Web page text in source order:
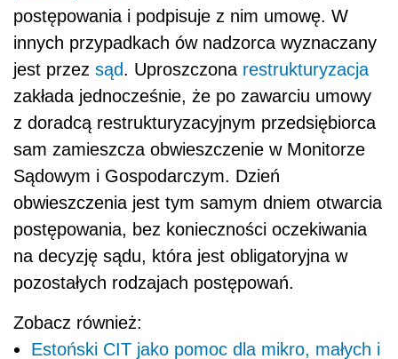
postępowania i podpisuje z nim umowę. W
innych przypadkach ów nadzorca wyznaczany
jest przez sąd. Uproszczona restrukturyzacja
zakłada jednocześnie, że po zawarciu umowy
z doradcą restrukturyzacyjnym przedsiębiorca
sam zamieszcza obwieszczenie w Monitorze
Sądowym i Gospodarczym. Dzień
obwieszczenia jest tym samym dniem otwarcia
postępowania, bez konieczności oczekiwania
na decyzję sądu, która jest obligatoryjna w
pozostałych rodzajach postępowań.
Zobacz również:
Estoński CIT jako pomoc dla mikro, małych i